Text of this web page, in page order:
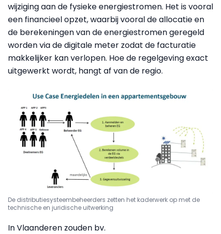
wijziging aan de fysieke energiestromen. Het is vooral
een financieel opzet, waarbij vooral de allocatie en
de berekeningen van de energiestromen geregeld
worden via de digitale meter zodat de facturatie
makkelijker kan verlopen. Hoe de regelgeving exact
uitgewerkt wordt, hangt af van de regio.
De distributiesysteembeheerders zetten het kaderwerk op met de
technische en juridische uitwerking
In Vlaanderen zouden bv.